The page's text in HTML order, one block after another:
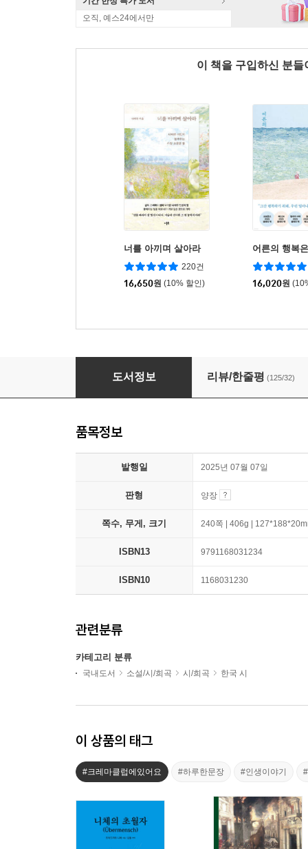
오직, 예스24에서만
이 책을 구입하신 분
너를 아끼며 살아라
220건
16,650원 (10% 할인)
어른의 행복
16,020원
필사, 어른이 되는 시간
도서정보 리뷰/한줄평 (125/32)
품목정보
발행일 2025년 07월 07일
판형 양장
쪽수, 무게, 크기 240쪽 | 406g |
ISBN13 9791168031234
ISBN10 1168031230
관련분류
카테고리 분류
국내도서 소설/시/희곡 시/희곡 한국 시
이 상품의 태그
#크레마클럽에있어요 #하루한문장 #인생이야기